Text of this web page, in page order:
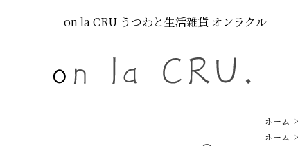
on la CRU うつわと生活雑貨 オンラクル
ホーム >
ホーム >